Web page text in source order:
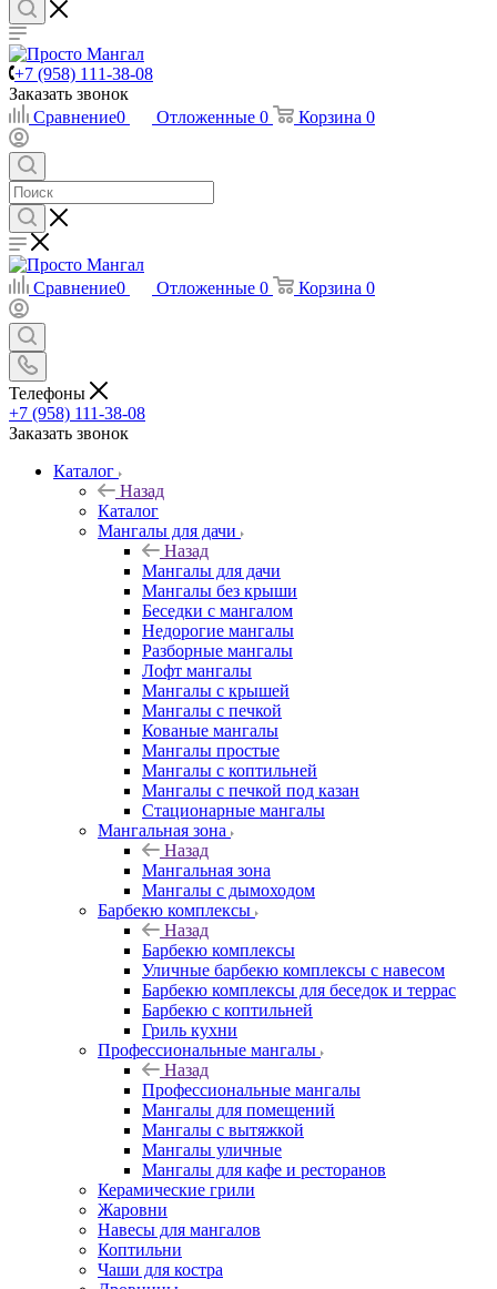
+7 (958) 111-38-08
Заказать звонок
Сравнение0 Отложенные 0 Корзина 0
Сравнение0 Отложенные 0 Корзина 0
Телефоны
+7 (958) 111-38-08
Заказать звонок
Каталог
Назад
Каталог
Мангалы для дачи
Назад
Мангалы для дачи
Мангалы без крыши
Беседки с мангалом
Недорогие мангалы
Разборные мангалы
Лофт мангалы
Мангалы с крышей
Мангалы с печкой
Кованые мангалы
Мангалы простые
Мангалы с коптильней
Мангалы с печкой под казан
Стационарные мангалы
Мангальная зона
Назад
Мангальная зона
Мангалы с дымоходом
Барбекю комплексы
Назад
Барбекю комплексы
Уличные барбекю комплексы с навесом
Барбекю комплексы для беседок и террас
Барбекю с коптильней
Гриль кухни
Профессиональные мангалы
Назад
Профессиональные мангалы
Мангалы для помещений
Мангалы с вытяжкой
Мангалы уличные
Мангалы для кафе и ресторанов
Керамические грили
Жаровни
Навесы для мангалов
Коптильни
Чаши для костра